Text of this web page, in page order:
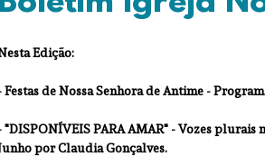
60 Anos
2023 Super_Destaque Partilha
Edição:
Festas de Nossa Senhora de Antime -
"DISPONÍVEIS PARA AMAR" - Vozes plurais
por Claudia Gonçalves.